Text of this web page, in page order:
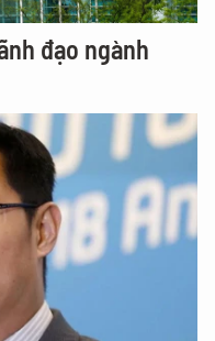
đạo ngành